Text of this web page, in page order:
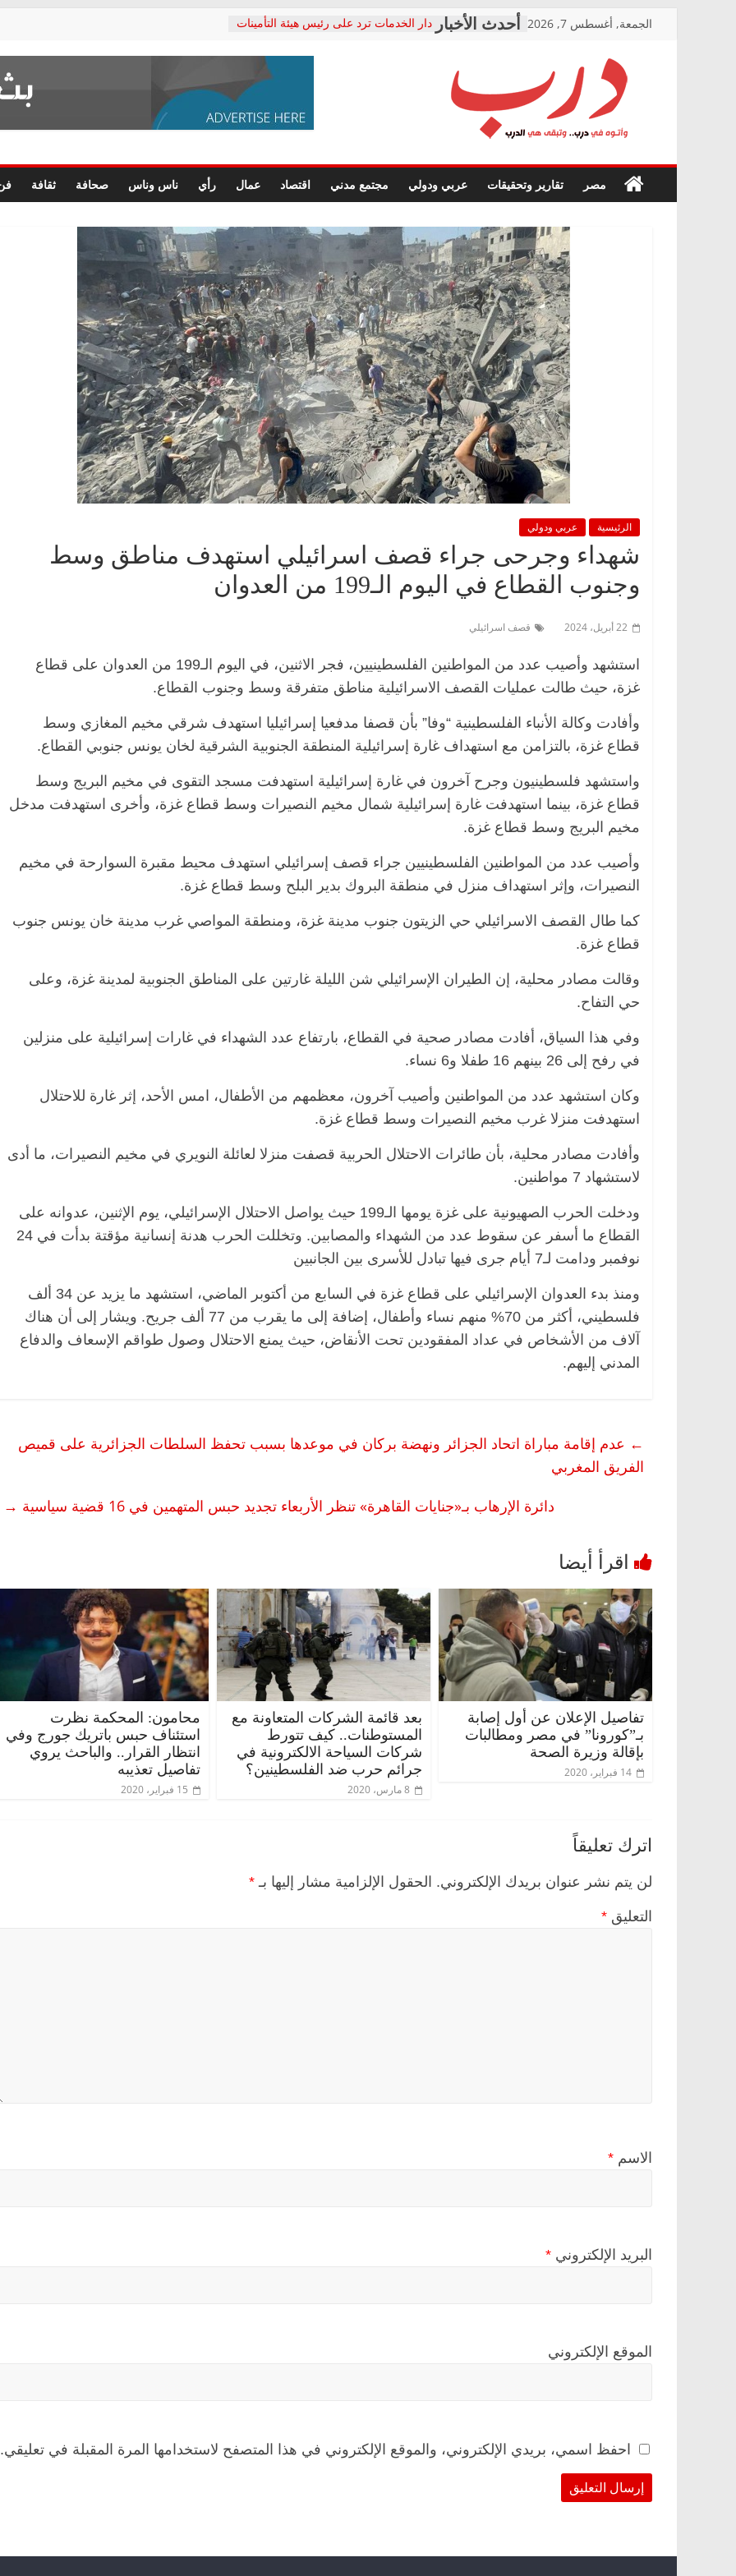
الجمعة, أغسطس 7, 2026
دار الخدمات ترد على رئيس هيئة التأمينات
معاناة أصحاب المعاشات.. ونطالب بكشف
فرحات سليمان يكتب: القطاع الصحي إلى
حزب التحالف الشعبي يطلق لجنة “الحق
صور .. اعتماد الرسومات النهائية للقرار
الوزاري لمدينة الصحفيين.. وانتهاء أعمال
إنشاء المبنى الإداري
متابعة قضية الدكتور محمد زهران.. ويؤكد:
قرينة البراءة وضمانات المحاكمة العادلة
حق أصيل
درب
في
درب..
مصر تقارير وتحقيقات عربي ودولي مجتمع مدني اقتصاد عمال رأي ناس وناس صحافة ثقافة
الرئيسية عربي ودولي
شهداء وجرحى جراء قصف اسرائيلي استهدف مناطق وسط
وجنوب القطاع في اليوم الـ199 من العدوان
22 أبريل، 2024 قصف اسرائيلي
استشهد وأصيب عدد من المواطنين الفلسطينيين، فجر الاثنين، في اليوم الـ199 من العدوان على قطاع
غزة، حيث طالت عمليات القصف الاسرائيلية مناطق متفرقة وسط وجنوب القطاع.
وأفادت وكالة الأنباء الفلسطينية “وفا” بأن قصفا مدفعيا إسرائيليا استهدف شرقي مخيم المغازي وسط
قطاع غزة، بالتزامن مع استهداف غارة إسرائيلية المنطقة الجنوبية الشرقية لخان يونس جنوبي القطاع.
واستشهد فلسطينيون وجرح آخرون في غارة إسرائيلية استهدفت مسجد التقوى في مخيم البريج وسط
قطاع غزة، بينما استهدفت غارة إسرائيلية شمال مخيم النصيرات وسط قطاع غزة، وأخرى استهدفت مدخل
مخيم البريج وسط قطاع غزة.
وأصيب عدد من المواطنين الفلسطينيين جراء قصف إسرائيلي استهدف محيط مقبرة السوارحة في مخيم
النصيرات، وإثر استهداف منزل في منطقة البروك بدير البلح وسط قطاع غزة.
كما طال القصف الاسرائيلي حي الزيتون جنوب مدينة غزة، ومنطقة المواصي غرب مدينة خان يونس جنوب
قطاع غزة.
وقالت مصادر محلية، إن الطيران الإسرائيلي شن الليلة غارتين على المناطق الجنوبية لمدينة غزة، وعلى
حي التفاح.
وفي هذا السياق، أفادت مصادر صحية في القطاع، بارتفاع عدد الشهداء في غارات إسرائيلية على منزلين
في رفح إلى 26 بينهم 16 طفلا و6 نساء.
وكان استشهد عدد من المواطنين وأصيب آخرون، معظمهم من الأطفال، امس الأحد، إثر غارة للاحتلال
استهدفت منزلا غرب مخيم النصيرات وسط قطاع غزة.
وأفادت مصادر محلية، بأن طائرات الاحتلال الحربية قصفت منزلا لعائلة النويري في مخيم النصيرات، ما أدى
لاستشهاد 7 مواطنين.
ودخلت الحرب الصهيونية على غزة يومها الـ199 حيث يواصل الاحتلال الإسرائيلي، يوم الإثنين، عدوانه على
القطاع ما أسفر عن سقوط عدد من الشهداء والمصابين. وتخللت الحرب هدنة إنسانية مؤقتة بدأت في 24
نوفمبر ودامت لـ7 أيام جرى فيها تبادل للأسرى بين الجانبين
ومنذ بدء العدوان الإسرائيلي على قطاع غزة في السابع من أكتوبر الماضي، استشهد ما يزيد عن 34 ألف
فلسطيني، أكثر من 70% منهم نساء وأطفال، إضافة إلى ما يقرب من 77 ألف جريح. ويشار إلى أن هناك
آلاف من الأشخاص في عداد المفقودين تحت الأنقاض، حيث يمنع الاحتلال وصول طواقم الإسعاف والدفاع
المدني إليهم.
← عدم إقامة مباراة اتحاد الجزائر ونهضة بركان في موعدها بسبب تحفظ السلطات الجزائرية على قميص
الفريق المغربي
دائرة الإرهاب بـ«جنايات القاهرة» تنظر الأربعاء تجديد حبس المتهمين في 16 قضية سياسية
→
تفاصيل الإعلان عن أول إصابة
بـ”كورونا” في مصر ومطالبات
بإقالة وزيرة الصحة
14 فبراير، 2020
بعد قائمة الشركات المتعاونة مع
المستوطنات.. كيف تتورط
شركات السياحة الالكترونية في
جرائم حرب ضد الفلسطينين؟
8 مارس، 2020
محامون: المحكمة نظرت
استئناف حبس باتريك جورج وفي
انتظار القرار.. والباحث يروي
تفاصيل تعذيبه
15 فبراير، 2020
اترك تعليقاً
لن يتم نشر عنوان بريدك الإلكتروني. الحقول الإلزامية مشار إليها بـ *
التعليق *
الاسم *
البريد الإلكتروني *
الموقع الإلكتروني
احفظ اسمي، بريدي الإلكتروني، والموقع الإلكتروني في هذا المتصفح لاستخدامها المرة المقبلة في تعليقي.
الرئيسية مصر ناس وناس
مقعد شاغر على مائدة الإفطار.. يحيى
حسين عبدالهادي فارس مقاومة
الرئيسية مصر ناس وناس
في ذكرى رحيله.. د. نور فرحات فقيه
ناس وناس
فاروق.. خبير اقتصادي
ميلاده وحيداً على أبواب